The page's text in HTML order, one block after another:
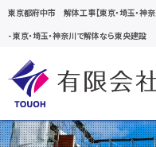
東京都府中市 解体工事【東京・埼玉・神
-東京・埼玉・神奈川で解体なら東央建設